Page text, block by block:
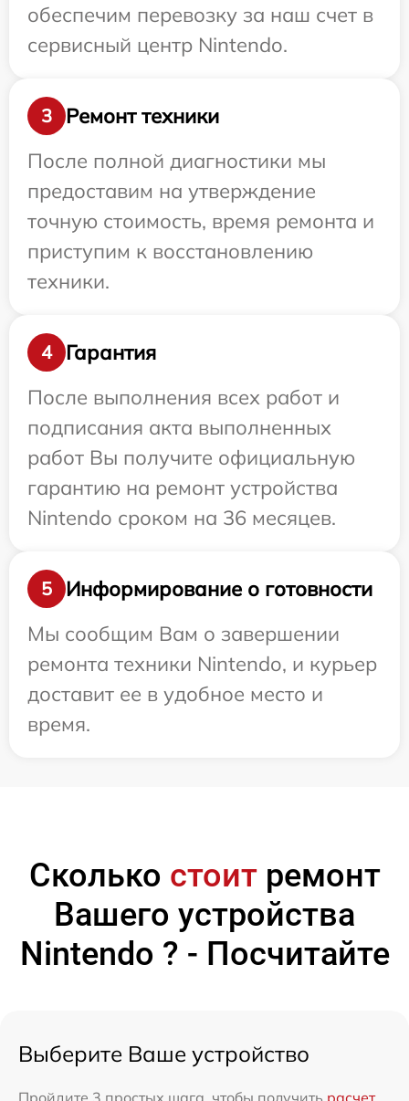
обеспечим перевозку за наш счет в
сервисный центр Nintendo.
3
Ремонт техники
После полной диагностики мы
предоставим на утверждение
точную стоимость, время ремонта и
приступим к восстановлению
техники.
4
Гарантия
После выполнения всех работ и
подписания акта выполненных
работ Вы получите официальную
гарантию на ремонт устройства
Nintendo сроком на 36 месяцев.
5
Информирование о готовности
Мы сообщим Вам о завершении
ремонта техники Nintendo, и курьер
доставит ее в удобное место и
время.
Сколько стоитремонт
Вашего устройства
Nintendo ? - Посчитайте
Выберите Ваше устройство